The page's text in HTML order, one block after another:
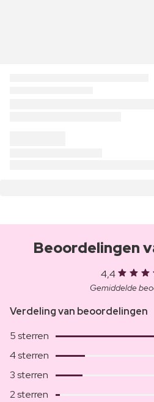
Beoordelingen
4,4
Gemiddelde
Verdeling van beoordelingen
5 sterren
4 sterren
3 sterren
2 sterren